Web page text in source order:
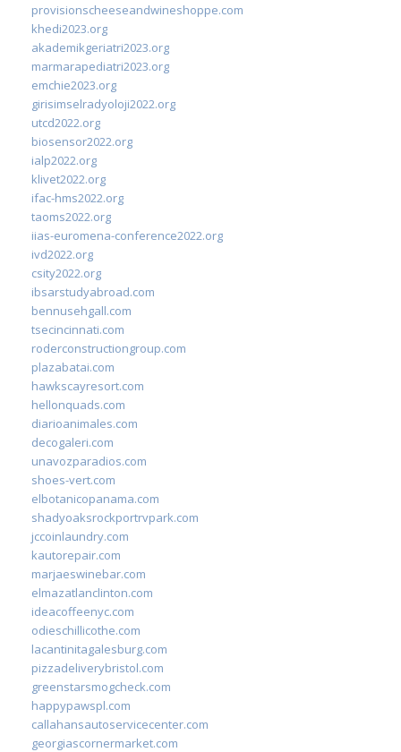
provisionscheeseandwineshoppe.com
khedi2023.org
akademikgeriatri2023.org
marmarapediatri2023.org
emchie2023.org
girisimselradyoloji2022.org
utcd2022.org
biosensor2022.org
ialp2022.org
klivet2022.org
ifac-hms2022.org
taoms2022.org
iias-euromena-conference2022.org
ivd2022.org
csity2022.org
ibsarstudyabroad.com
bennusehgall.com
tsecincinnati.com
roderconstructiongroup.com
plazabatai.com
hawkscayresort.com
hellonquads.com
diarioanimales.com
decogaleri.com
unavozparadios.com
shoes-vert.com
elbotanicopanama.com
shadyoaksrockportrvpark.com
jccoinlaundry.com
kautorepair.com
marjaeswinebar.com
elmazatlanclinton.com
ideacoffeenyc.com
odieschillicothe.com
lacantinitagalesburg.com
pizzadeliverybristol.com
greenstarsmogcheck.com
happypawspl.com
callahansautoservicecenter.com
georgiascornermarket.com